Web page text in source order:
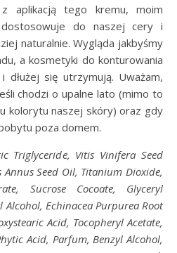
aplikacją tego kremu, moim
do naszej cery i
naturalnie. Wygląda jakbyśmy
a kosmetyki do konturowania
dłużej się utrzymują. Uważam,
chodzi o upalne lato (mimo to
kolorytu naszej skóry) oraz gdy
poza domem.
Triglyceride, Vitis Vinifera Seed
Seed Oil, Titanium Dioxide,
Sucrose Cocoate, Glyceryl
Alcohol, Echinacea Purpurea Root
Acid, Tocopheryl Acetate,
Acid, Parfum, Benzyl Alcohol,